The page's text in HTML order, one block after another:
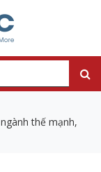
thế mạnh,